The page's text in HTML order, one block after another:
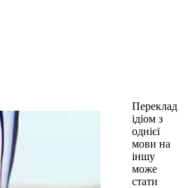
Переклад
ідіом з
однієї
мови на
іншу
може
стати